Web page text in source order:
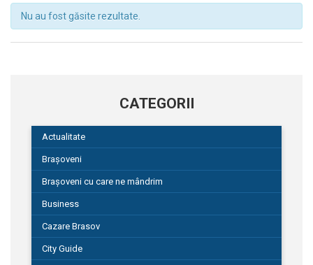
Nu au fost găsite rezultate.
CATEGORII
Actualitate
Brașoveni
Brașoveni cu care ne mândrim
Business
Cazare Brasov
City Guide